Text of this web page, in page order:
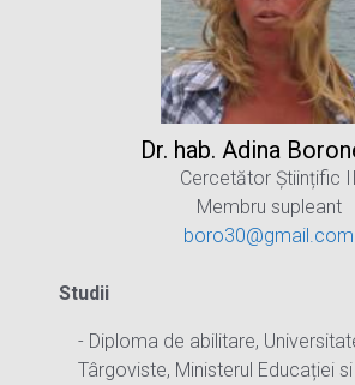
Dr. hab. Adina
Cercetător Științific II
Membru supleant
boro30@gmail.com
Studii
- Diploma de abilitare,
Târgoviste, Ministerul Educației